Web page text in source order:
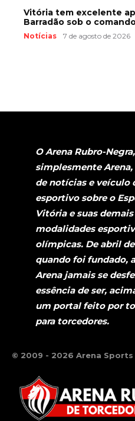
Vitória tem excelente
Barradão sob o
Notícias 7 de agosto de 2026
O Arena Rubro-
simplesmente
de notícias e veículo
esportivo sobre o
Vitória e suas demais
modalidades
olímpicas. De abril
quando foi fundado,
Arena jamais se
essência de ser,
um portal feito por
para torcedores.
© 2009 - 2026 Arena Sports